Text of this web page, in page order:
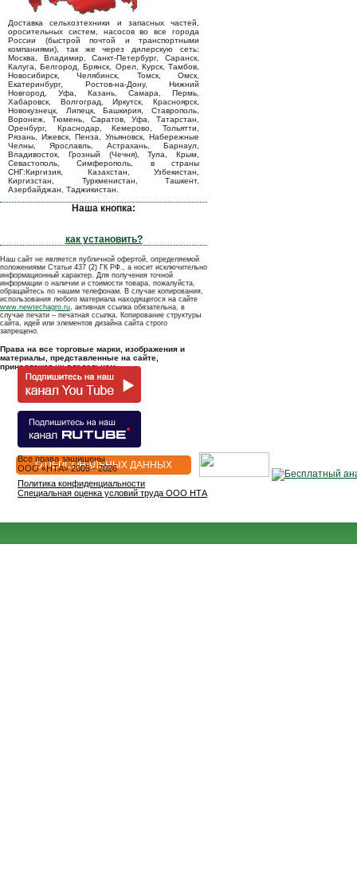
Доставка сельхозтехники и запасных частей,
оросительных систем, насосов во все города
России (быстрой почтой и транспортными
компаниями), так же через дилерскую сеть:
Москва, Владимир, Санкт-Петербург, Саранск,
Калуга, Белгород, Брянск, Орел, Курск, Тамбов,
Новосибирск, Челябинск, Томск, Омск,
Екатеринбург, Ростов-на-Дону, Нижний
Новгород, Уфа, Казань, Самара, Пермь,
Хабаровск, Волгоград, Иркутск, Красноярск,
Новокузнецк, Липецк, Башкирия, Ставрополь,
Воронеж, Тюмень, Саратов, Уфа, Татарстан,
Оренбург, Краснодар, Кемерово, Тольятти,
Рязань, Ижевск, Пенза, Ульяновск, Набережные
Челны, Ярославль, Астрахань, Барнаул,
Владивосток, Грозный (Чечня), Тула, Крым,
Севастополь, Симферополь, в страны
СНГ:Киргизия, Казахстан, Узбекистан,
Киргизстан, Туркменистан, Ташкент,
Азербайджан, Таджикистан.
Наша кнопка:
как установить?
Наш сайт не является публичной офертой, определяемой
положениями Статьи 437 (2) ГК РФ., а носит исключительно
информационный характер. Для получения точной
информации о наличии и стоимости товара, пожалуйста,
обращайтесь по нашим телефонам. В случае копирования,
использования любого материала находящегося на сайте
www.newtechagro.ru, активная ссылка обязательна, в
случае печати – печатная ссылка. Копирование структуры
сайта, идей или элементов дизайна сайта строго
запрещено.
Права на все торговые марки, изображения и
материалы, представленные на сайте,
принадлежат их владельцам.
О ПЕРСОНАЛЬНЫХ ДАННЫХ
Все права защищены
OOO «НТА» 2005 - 2026
Политика конфиденциальности
Специальная оценка условий труда ООО НТА